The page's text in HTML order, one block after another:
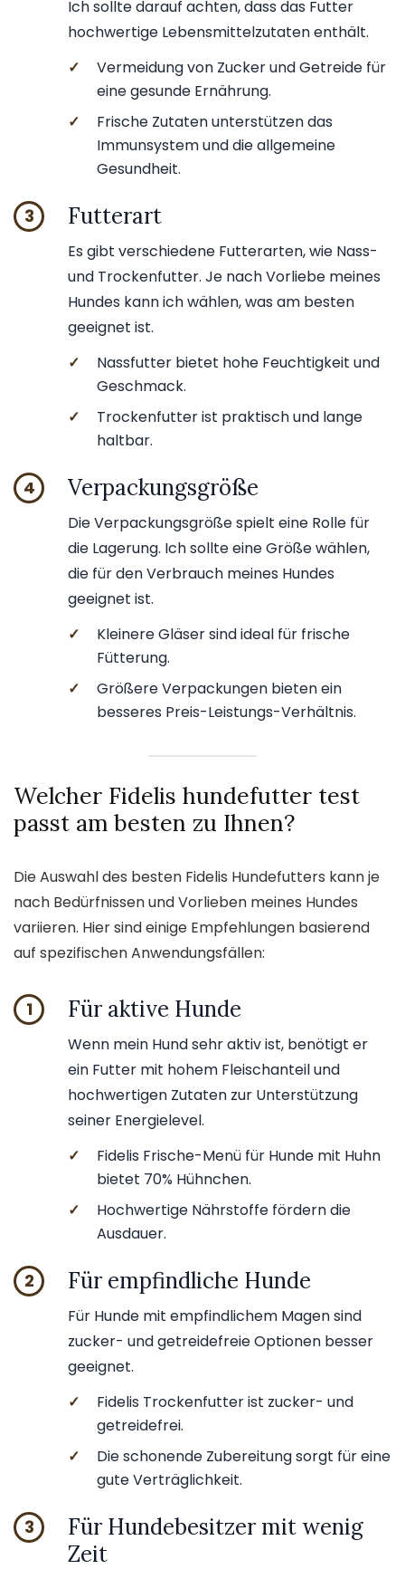
Ich sollte darauf achten, dass das Futter
hochwertige Lebensmittelzutaten enthält.
✓
Vermeidung von Zucker und Getreide für
eine gesunde Ernährung.
✓
Frische Zutaten unterstützen das
Immunsystem und die allgemeine
Gesundheit.
3 Futterart
Es gibt verschiedene Futterarten, wie Nass-
und Trockenfutter. Je nach Vorliebe meines
Hundes kann ich wählen, was am besten
geeignet ist.
✓
Nassfutter bietet hohe Feuchtigkeit und
Geschmack.
✓
Trockenfutter ist praktisch und lange
haltbar.
4 Verpackungsgröße
Die Verpackungsgröße spielt eine Rolle für
die Lagerung. Ich sollte eine Größe wählen,
die für den Verbrauch meines Hundes
geeignet ist.
✓
Kleinere Gläser sind ideal für frische
Fütterung.
✓
Größere Verpackungen bieten ein
besseres Preis-Leistungs-Verhältnis.
Welcher Fidelis hundefutter test
passt am besten zu Ihnen?
Die Auswahl des besten Fidelis Hundefutters kann je
nach Bedürfnissen und Vorlieben meines Hundes
variieren. Hier sind einige Empfehlungen basierend
auf spezifischen Anwendungsfällen:
1 Für aktive Hunde
Wenn mein Hund sehr aktiv ist, benötigt er
ein Futter mit hohem Fleischanteil und
hochwertigen Zutaten zur Unterstützung
seiner Energielevel.
✓
Fidelis Frische-Menü für Hunde mit Huhn
bietet 70% Hühnchen.
✓
Hochwertige Nährstoffe fördern die
Ausdauer.
2 Für empfindliche Hunde
Für Hunde mit empfindlichem Magen sind
zucker- und getreidefreie Optionen besser
geeignet.
✓
Fidelis Trockenfutter ist zucker- und
getreidefrei.
✓
Die schonende Zubereitung sorgt für eine
gute Verträglichkeit.
3
Für Hundebesitzer mit wenig
Zeit